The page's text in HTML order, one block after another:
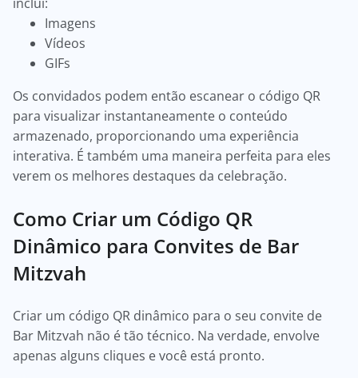
Imagens
Vídeos
GIFs
Os convidados podem então escanear o código QR
para visualizar instantaneamente o conteúdo
armazenado, proporcionando uma experiência
interativa. É também uma maneira perfeita para eles
verem os melhores destaques da celebração.
Como Criar um Código QR
Dinâmico para Convites de Bar
Mitzvah
Criar um código QR dinâmico para o seu convite de
Bar Mitzvah não é tão técnico. Na verdade, envolve
apenas alguns cliques e você está pronto.